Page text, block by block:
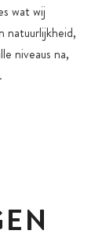
wat wij
natuurlijkheid,
niveaus na,